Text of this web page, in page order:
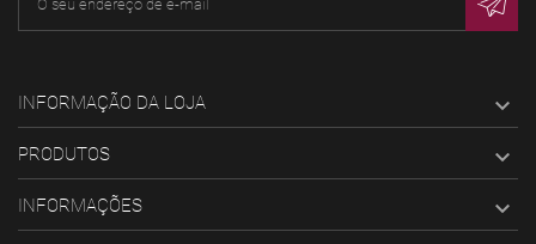
INFORMAÇÃO DA LOJA 
PRODUTOS 
INFORMAÇÕES 